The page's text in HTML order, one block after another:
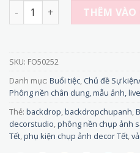
FO50252 - Phông Nền vải
THÊM
SKU: FO50252
Danh mục: Buổi tiệc, Chủ đề Sự
Phông nền chân dung, mẫu ảnh,
Thẻ: backdrop,backdropchupanh,
decorstudio,phông nền chụp ảnh
Tết,phụ kiện chụp ảnh decor Tết,